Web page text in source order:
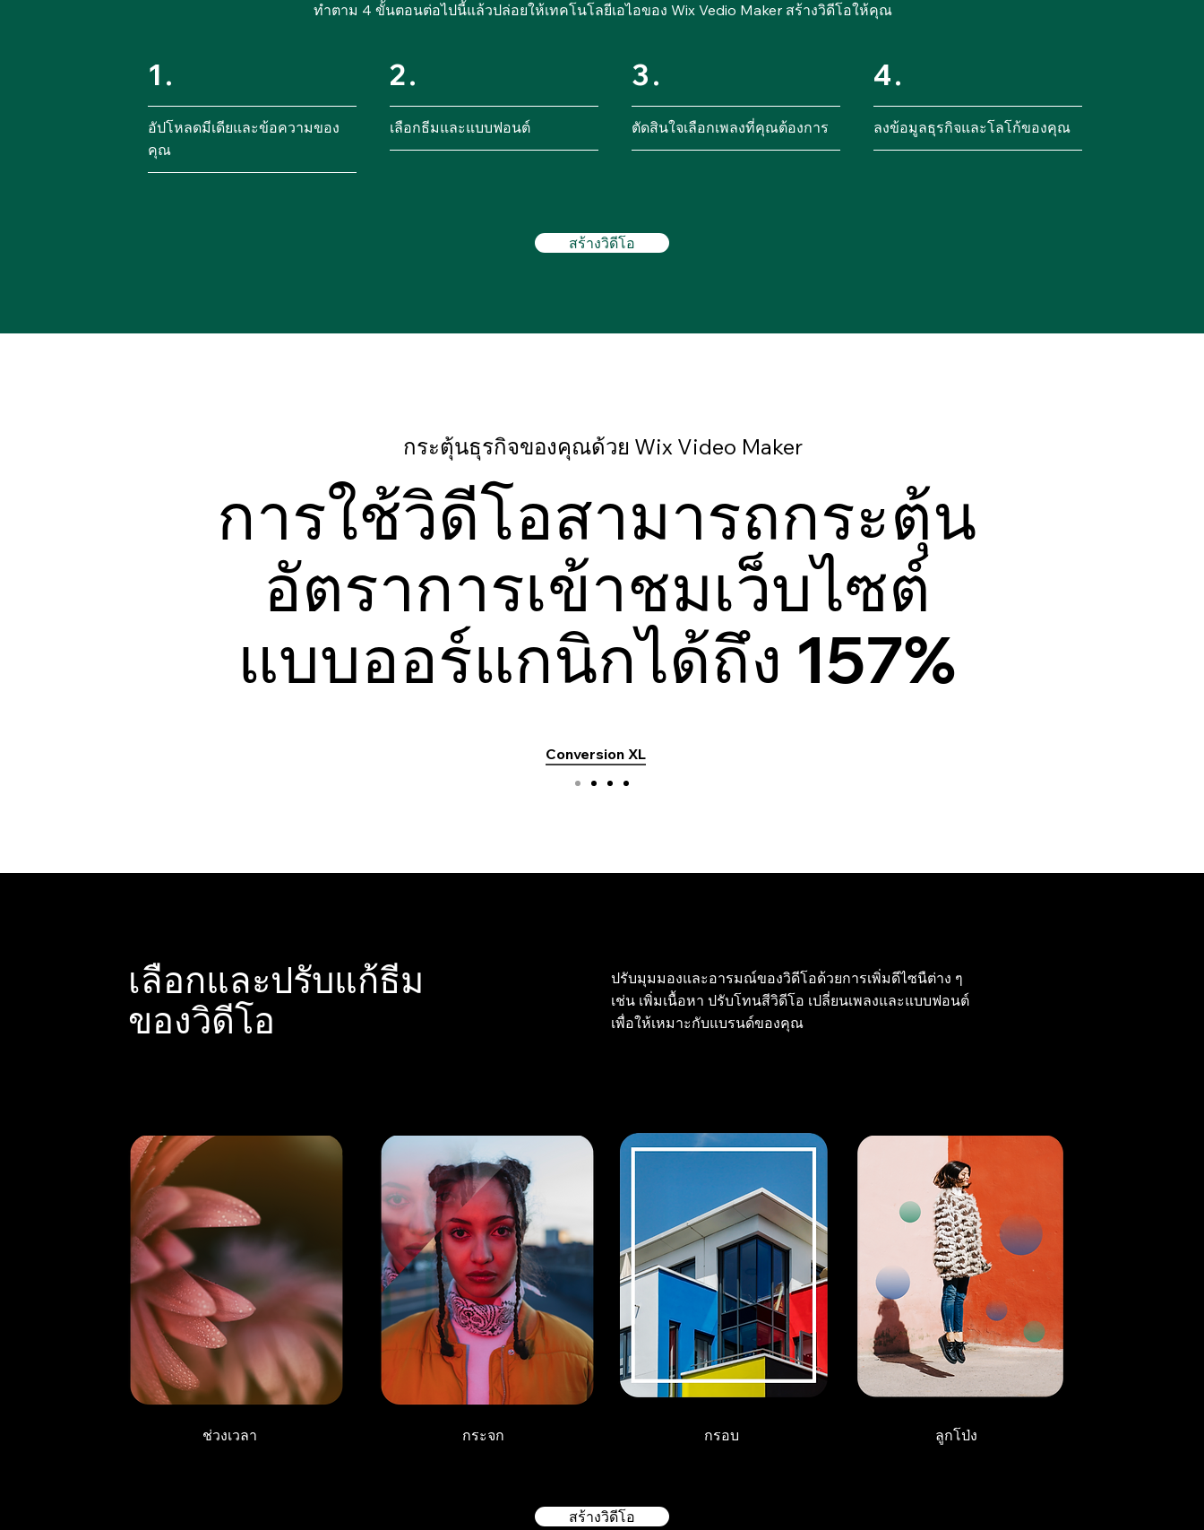
ทำตาม 4 ขั้นตอนต่อไปนี้แล้วปล่อยให้เทคโนโลยีเอไอของ Wix Vedio Maker สร้างวิดีโอให้คุณ
1.
อัปโหลดมีเดียและข้อความของ
คุณ
2.
เลือกธีมและแบบฟอนต์
3.
ตัดสินใจเลือกเพลงที่คุณต้องการ
4.
ลงข้อมูลธุรกิจและโลโก้ของคุณ
สร้างวิดีโอ
กระตุ้นธุรกิจของคุณด้วย Wix Video Maker
การใช้วิดีโอสามารถกระตุ้น
อัตราการเข้าชมเว็บไซต์
แบบออร์แกนิกได้ถึง 157%
Conversion XL
เลือกและปรับแก้ธีม
ของวิดีโอ
ปรับมุมมองและอารมณ์ของวิดีโอด้วยการเพิ่มดีไซนืต่าง ๆ
เช่น เพิ่มเนื้อหา ปรับโทนสีวิดีโอ เปลี่ยนเพลงและแบบฟอนต์
เพื่อให้เหมาะกับแบรนด์ของคุณ
ช่วงเวลา กระจก กรอบ ลูกโป่ง
สร้างวิดีโอ